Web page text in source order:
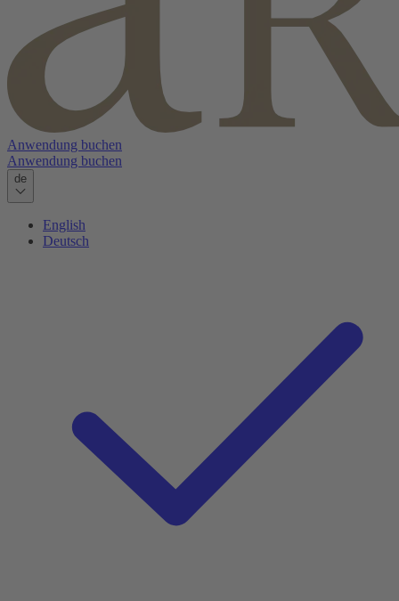
Anwendung buchen
Anwendung buchen
de
English
Deutsch